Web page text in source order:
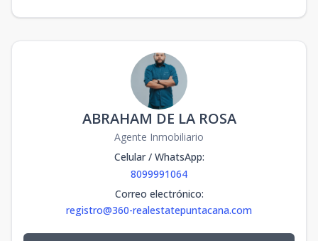
ABRAHAM DE LA ROSA
Agente Inmobiliario
Celular / WhatsApp:
8099991064
Correo electrónico:
registro@360-realestatepuntacana.com